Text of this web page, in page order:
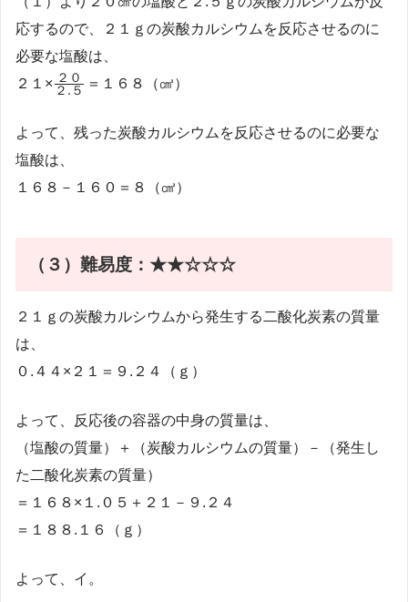
応するので、２１ｇの炭酸カルシウムを反応させるのに
必要な塩酸は、
２１×\frac{２
０}{２.
５}
２ . ５
２０ ＝１６８（㎤）
よって、残った炭酸カルシウムを反応させるのに必要な
塩酸は、
１６８－１６０＝８（㎤）
（３）難易度：★★☆☆☆
２１ｇの炭酸カルシウムから発生する二酸化炭素の質量
は、
０.４４×２１＝９.２４（ｇ）
よって、反応後の容器の中身の質量は、
（塩酸の質量）＋（炭酸カルシウムの質量）－（発生し
た二酸化炭素の質量）
＝１６８×１.０５＋２１－９.２４
＝１８８.１６（ｇ）
よって、イ。